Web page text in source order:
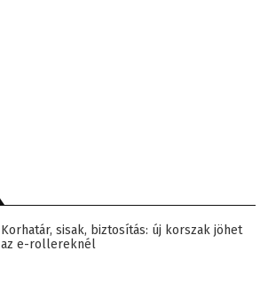
Korhatár, sisak, biztosítás: új korszak jöhet
az e-rollereknél